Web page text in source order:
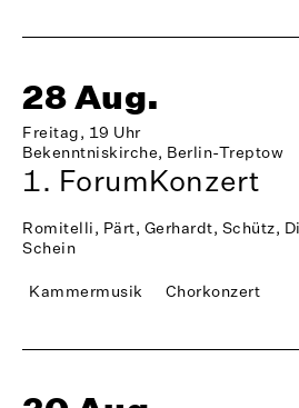
28 Aug.
Freitag, 19 Uhr
Bekenntniskirche, Berlin-Treptow
1. ForumKonzert
Romitelli, Pärt, Gerhardt, Schütz,
Schein
Kammermusik Chorkonzert